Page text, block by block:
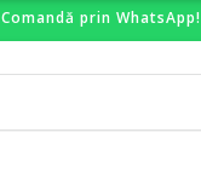
Comandă prin WhatsApp!